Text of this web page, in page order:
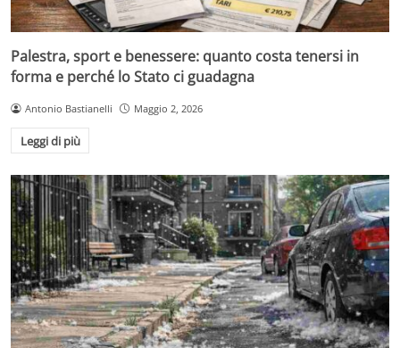
Palestra, sport e benessere: quanto costa tenersi in
forma e perché lo Stato ci guadagna
Antonio Bastianelli Maggio 2, 2026
Leggi di più